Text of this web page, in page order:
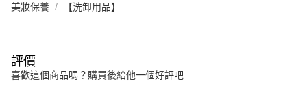
美妝保養 【洗卸用品】
評價
喜歡這個商品嗎？購買後給他一個好評吧